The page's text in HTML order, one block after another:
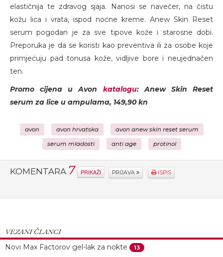
elastičnija te zdravog sjaja. Nanosi se navečer, na čistu
kožu lica i vrata, ispod noćne kreme. Anew Skin Reset
serum pogodan je za sve tipove kože i starosne dobi.
Preporuka je da se koristi kao preventiva ili za osobe koje
primjećuju pad tonusa kože, vidljive bore i neujednačen
ten.
Promo cijena u Avon katalogu: Anew Skin Reset
serum za lice u ampulama, 149,90 kn
avon avon hrvatska avon anew skin reset serum
serum mladosti anti age protinol
KOMENTARA 7 PRIKAŽI PRIJAVA ISPIS
VEZANI ČLANCI
Novi Max Factorov gel-lak za nokte
13